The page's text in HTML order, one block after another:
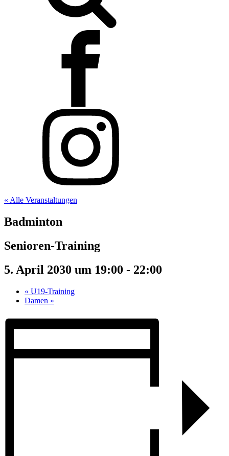
« Alle Veranstaltungen
Badminton
Senioren-Training
5. April 2030 um 19:00 - 22:00
« U19-Training
Damen »